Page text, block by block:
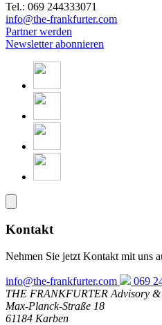
Tel.: 069 244333071
info@the-frankfurter.com
Partner werden
Newsletter abonnieren
Kontakt
Nehmen Sie jetzt Kontakt mit uns
info@the-frankfurter.com
069
THE FRANKFURTER Advisory
Max-Planck-Straße 18
61184 Karben